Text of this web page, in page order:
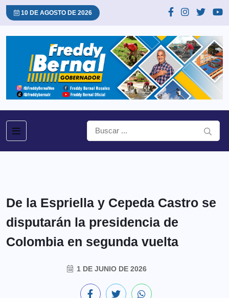
10 DE AGOSTO DE 2026
De la Espriella y Cepeda Castro se
disputarán la presidencia de
Colombia en segunda vuelta
1 DE JUNIO DE 2026